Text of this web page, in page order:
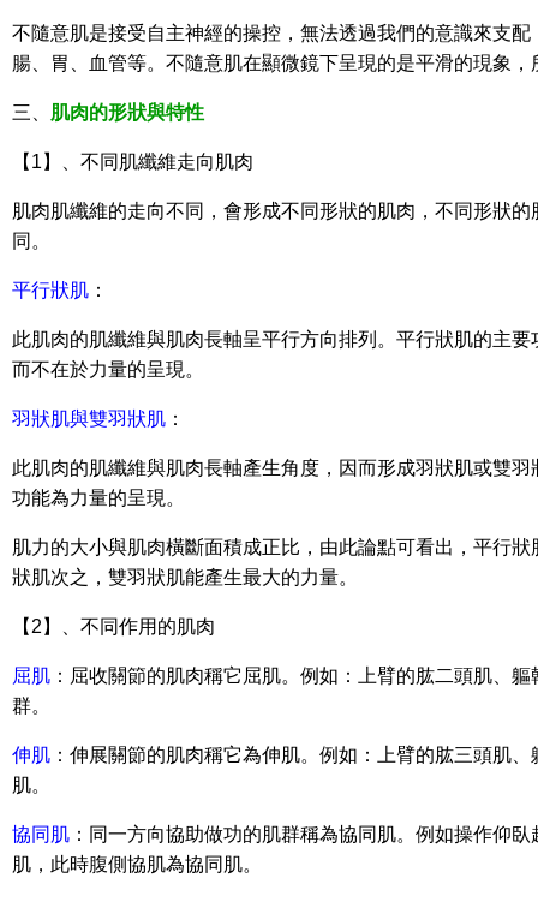
不隨意肌是接受自主神經的操控，無法透過我們的意識來支
腸、胃、血管等。不隨意肌在顯微鏡下呈現的是平滑的現象
三、 肌肉的形狀與特性
【1】、不同肌纖維走向肌肉
肌肉肌纖維的走向不同，會形成不同形狀的肌肉，不同形狀
同。
平行狀肌 ：
此肌肉的肌纖維與肌肉長軸呈平行方向排列。平行狀肌的主
而不在於力量的呈現。
羽狀肌與雙羽狀肌 ：
此肌肉的肌纖維與肌肉長軸產生角度，因而形成羽狀肌或雙
功能為力量的呈現。
肌力的大小與肌肉橫斷面積成正比，由此論點可看出，平行
狀肌次之，雙羽狀肌能產生最大的力量。
【2】、不同作用的肌肉
屈肌 ：屈收關節的肌肉稱它屈肌。例如：上臂的肱二頭肌、
群。
伸肌 ：伸展關節的肌肉稱它為伸肌。例如：上臂的肱三頭肌
肌。
協同肌 ：同一方向協助做功的肌群稱為協同肌。例如操作仰
肌，此時腹側協肌為協同肌。